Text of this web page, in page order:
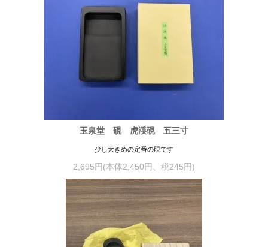
玉泉堂 硯 虎渓硯 五三寸
少し大きめの定番の硯です
2,695円(本体2,450円、税245円)